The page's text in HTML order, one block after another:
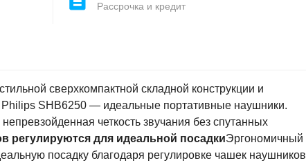
Рассрочка и кредит
сверхкомпактной складной конструкции и
SHB6250 — идеальные портативные наушники.
четкость звучания без спутанных
регулируются для идеальной посадкиЭргономичный
посадку благодаря регулировке чашек наушников